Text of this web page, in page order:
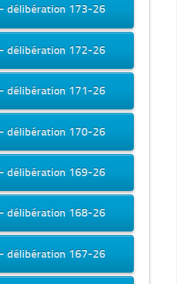
délibération 173-26
délibération 172-26
délibération 171-26
délibération 170-26
délibération 169-26
délibération 168-26
délibération 167-26